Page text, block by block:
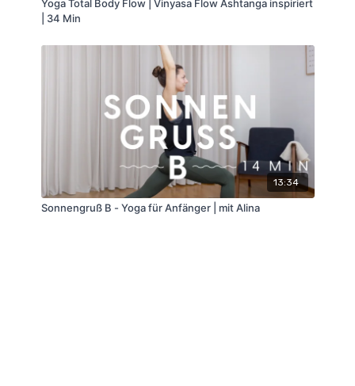
Yoga Total Body Flow | Vinyasa Flow Ashtanga inspiriert
| 34 Min
13:34
Sonnengruß B - Yoga für Anfänger | mit Alina